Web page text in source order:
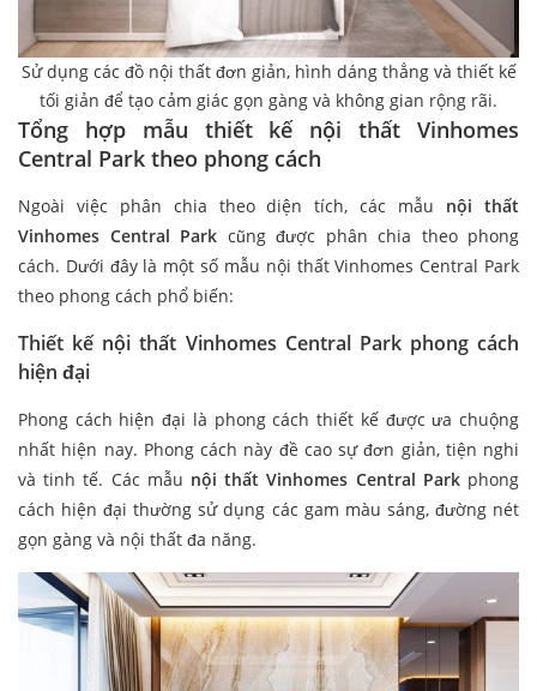
Sử dụng các đồ nội thất đơn giản, hình dáng thẳng và thiết kế
tối giản để tạo cảm giác gọn gàng và không gian rộng rãi.
Tổng hợp mẫu thiết kế nội thất Vinhomes
Central Park theo phong cách
Ngoài việc phân chia theo diện tích, các mẫu nội thất
Vinhomes Central Park cũng được phân chia theo phong
cách. Dưới đây là một số mẫu nội thất Vinhomes Central Park
theo phong cách phổ biến:
Thiết kế nội thất Vinhomes Central Park phong cách
hiện đại
Phong cách hiện đại là phong cách thiết kế được ưa chuộng
nhất hiện nay. Phong cách này đề cao sự đơn giản, tiện nghi
và tinh tế. Các mẫu nội thất Vinhomes Central Park phong
cách hiện đại thường sử dụng các gam màu sáng, đường nét
gọn gàng và nội thất đa năng.